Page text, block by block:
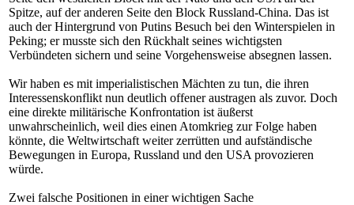
Spitze, auf der anderen Seite den Block Russland-China. Das ist
auch der Hintergrund von Putins Besuch bei den Winterspielen in
Peking; er musste sich den Rückhalt seines wichtigsten
Verbündeten sichern und seine Vorgehensweise absegnen lassen.
Wir haben es mit imperialistischen Mächten zu tun, die ihren
Interessenskonflikt nun deutlich offener austragen als zuvor. Doch
eine direkte militärische Konfrontation ist äußerst
unwahrscheinlich, weil dies einen Atomkrieg zur Folge haben
könnte, die Weltwirtschaft weiter zerrütten und aufständische
Bewegungen in Europa, Russland und den USA provozieren
würde.
Zwei falsche Positionen in einer wichtigen Sache